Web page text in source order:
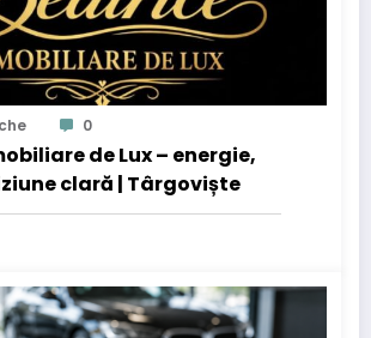
0
de Lux – energie,
clară | Târgoviște